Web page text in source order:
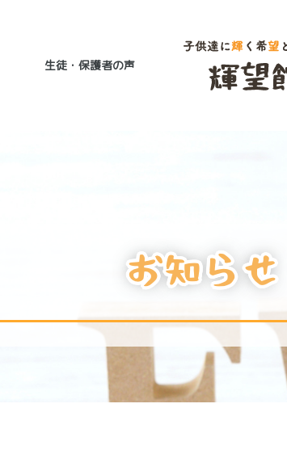
生徒・保護者の声
お知らせ